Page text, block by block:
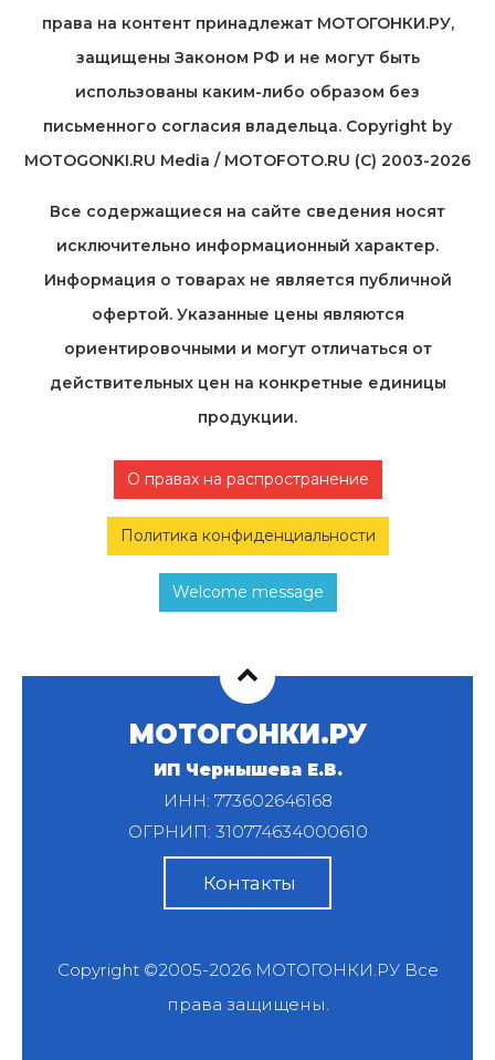
права на контент принадлежат МОТОГОНКИ.РУ,
защищены Законом РФ и не могут быть
использованы каким-либо образом без
письменного согласия владельца. Copyright by
MOTOGONKI.RU Media / MOTOFOTO.RU (C) 2003-2026
Все содержащиеся на cайте сведения носят
исключительно информационный характер.
Информация о товарах не является публичной
офертой. Указанные цены являются
ориентировочными и могут отличаться от
действительных цен на конкретные единицы
продукции.
О правах на распространение
Политика конфиденциальности
Welcome message
МОТОГОНКИ.РУ
ИП Чернышева Е.В.
ИНН: 773602646168
ОГРНИП: 310774634000610
Контакты
Copyright ©2005-2026 МОТОГОНКИ.РУВсе
права защищены.